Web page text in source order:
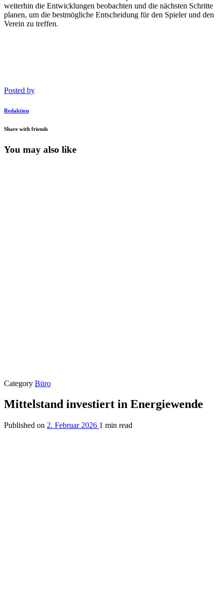
weiterhin die Entwicklungen beobachten und die nächsten Schritte
planen, um die bestmögliche Entscheidung für den Spieler und den
Verein zu treffen.
Posted by
Redaktion
Share with friends
You may also like
Category Büro
Mittelstand investiert in Energiewende
Published on 2. Februar 2026 1 min read